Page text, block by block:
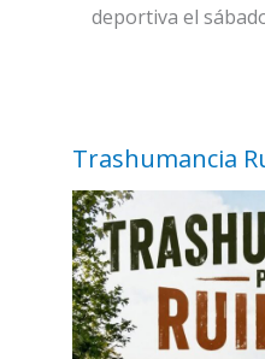
deportiva el
Trashumancia